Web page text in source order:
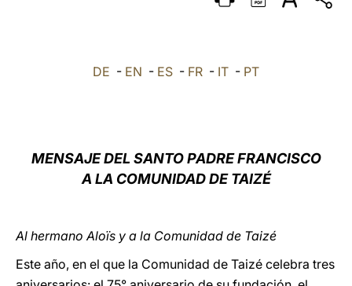
DEUTSCH
العربيّة DE - EN - ES - FR - IT - PT
MENSAJE DEL SANTO PADRE FRANCISCO
A LA COMUNIDAD DE TAIZÉ
Al hermano Aloïs y a la Comunidad de Taizé
Este año, en el que la Comunidad de Taizé celebra tres